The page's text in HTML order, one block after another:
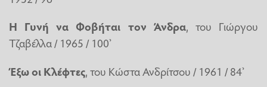
Η Γυνή να Φοβήται τον Άνδρα, του Γιώργου
Τζαβέλλα / 1965 / 100’
Έξω οι Κλέφτες, του Κώστα Ανδρίτσου / 1961 / 84’